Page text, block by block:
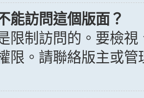
能訪問這個版面？
限制訪問的。要檢
限。請聯絡版主或管